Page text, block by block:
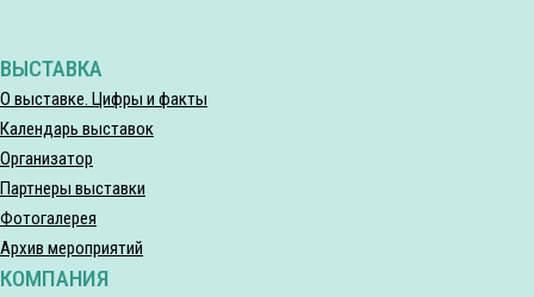
ВЫСТАВКА
О выставке. Цифры и факты
Календарь выставок
Организатор
Партнеры выставки
Фотогалерея
Архив мероприятий
КОМПАНИЯ